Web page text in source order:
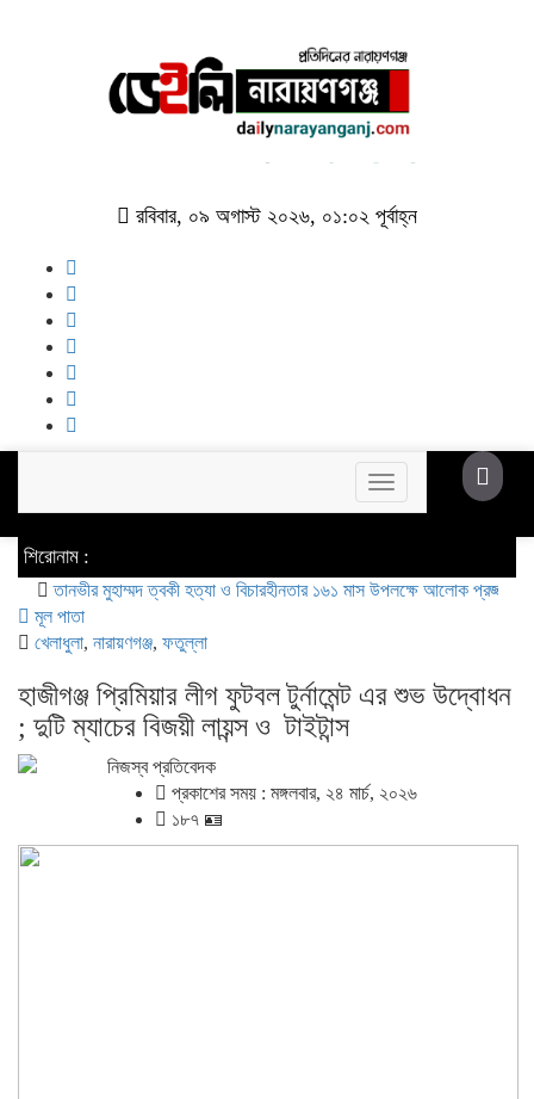
রবিবার, ০৯ অগাস্ট ২০২৬, ০১:০২ পূর্বাহ্ন
Toggle
navigation
শিরোনাম :
মুহাম্মদ ত্বকী হত্যা ও বিচারহীনতার ১৬১ মাস উপলক্ষে আলোক প্রজ্জ্বলন
মূল পাতা
খেলাধুলা, নারায়ণগঞ্জ, ফতুল্লা
হাজীগঞ্জ প্রিমিয়ার লীগ ফুটবল টুর্নামেন্ট এর শুভ উদ্বোধন
; দুটি ম্যাচের বিজয়ী লায়ন্স ও টাইটান্স
নিজস্ব প্রতিবেদক
প্রকাশের সময় : মঙ্গলবার, ২৪ মার্চ, ২০২৬
১৮৭ 🪪